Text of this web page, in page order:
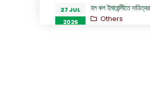
27 JUL
2026
হল কল ইমার্জেন্সীতে
Others